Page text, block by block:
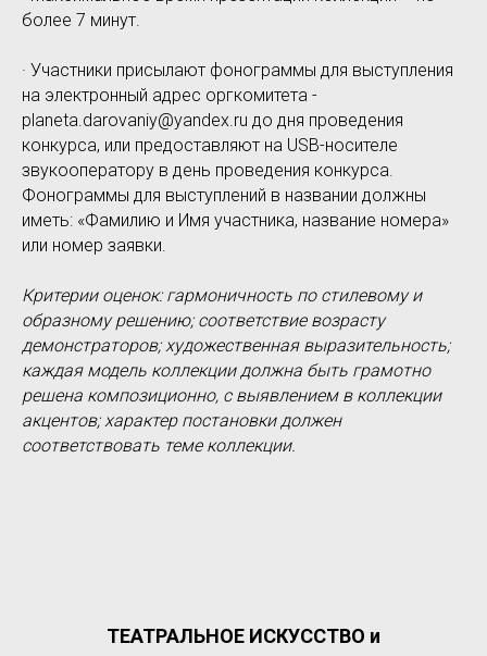
более 7 минут.
· Участники присылают фонограммы для выступления
на электронный адрес оргкомитета -
planeta.darovaniy@yandex.ru до дня проведения
конкурса, или предоставляют на USB-носителе
звукооператору в день проведения конкурса.
Фонограммы для выступлений в названии должны
иметь: «Фамилию и Имя участника, название номера»
или номер заявки.
Критерии оценок: гармоничность по стилевому и
образному решению; соответствие возрасту
демонстраторов; художественная выразительность;
каждая модель коллекции должна быть грамотно
решена композиционно, с выявлением в коллекции
акцентов; характер постановки должен
соответствовать теме коллекции.
ТЕАТРАЛЬНОЕ ИСКУССТВО и